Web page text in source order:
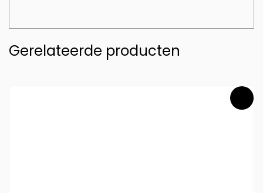
Gerelateerde producten